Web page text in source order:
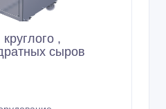
,
сыров